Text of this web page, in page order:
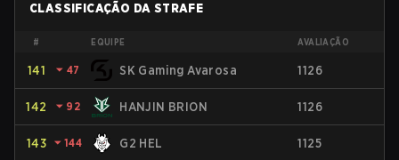
CLASSIFICAÇÃO DA STRAFE
# EQUIPE AVALIAÇÃO
141 ⏷ 47 SK Gaming Avarosa 1126
142 ⏷ 92 HANJIN BRION 1126
143 ⏷ 144 G2 HEL 1125